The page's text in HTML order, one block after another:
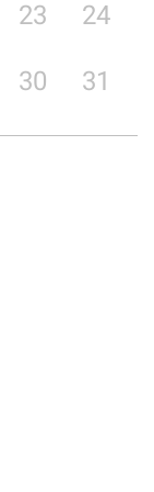
23 24
30 31